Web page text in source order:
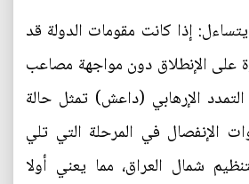
إذا كانت مقومات الدولة قد
على الإنطلاق دون مواجهة مصاعب
الإرهابي (داعش) تمثل حالة
الإنفصال في المرحلة التي تلي
شمال العراق، مما يعني أولا